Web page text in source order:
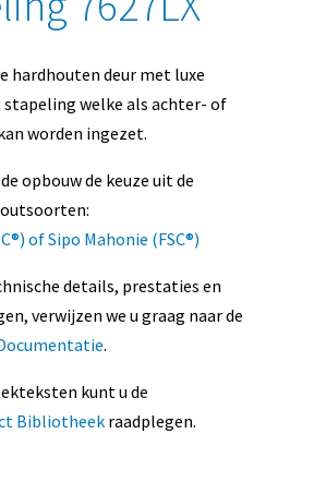
hardhouten deur met luxe
welke als achter- of
worden ingezet.
opbouw de keuze uit de
of Sipo Mahonie (FSC®)
details, prestaties en
verwijzen we u graag naar de
.
kunt u de
Bibliotheekraadplegen.